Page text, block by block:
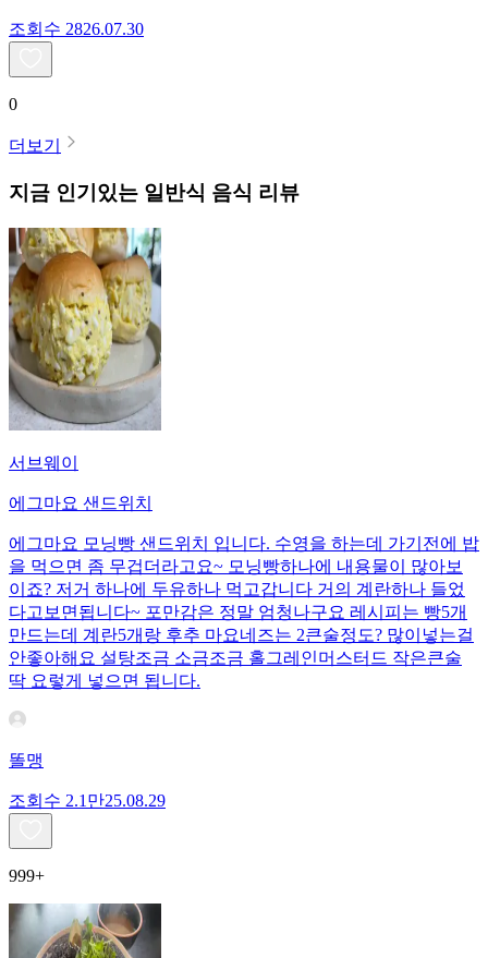
조회수 2826.07.30
0
더보기
지금 인기있는 일반식 음식 리뷰
서브웨이
에그마요 샌드위치
에그마요 모닝빵 샌드위치 입니다. 수영을 하는데 가기전에 밥
을 먹으면 좀 무겁더라고요~ 모닝빵하나에 내용물이 많아보
이죠? 저거 하나에 두유하나 먹고갑니다 거의 계란하나 들었
다고보면됩니다~ 포만감은 정말 엄청나구요 레시피는 빵5개
만드는데 계란5개랑 후추 마요네즈는 2큰술정도? 많이넣는걸
안좋아해요 설탕조금 소금조금 홀그레인머스터드 작은큰술
딱 요렇게 넣으면 됩니다.
똘맹
조회수 2.1만25.08.29
999+